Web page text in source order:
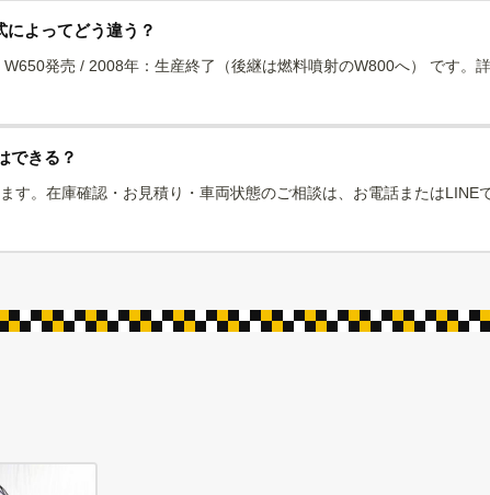
によってどう違う？
発売 / 2008年：生産終了（後継は燃料噴射のW800へ） です。
できる？
す。在庫確認・お見積り・車両状態のご相談は、お電話またはLINE